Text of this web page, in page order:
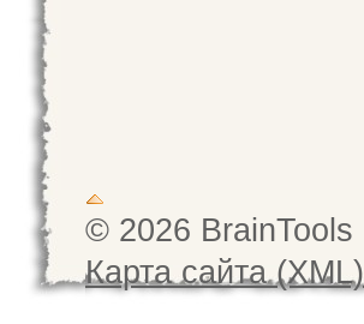
© 2026 BrainTools
Карта сайта (XML)